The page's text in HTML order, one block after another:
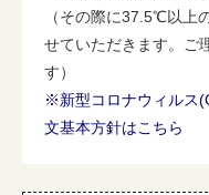
（その際に37.5℃以上
せていただきます。ご
す）
※新型コロナウィルス
文基本方針はこちら